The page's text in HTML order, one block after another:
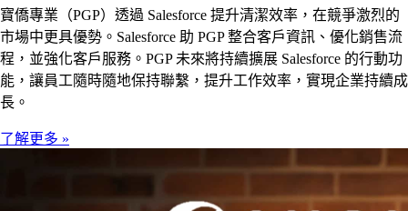
寶僑專業（PGP）透過 Salesforce 提升清潔效率，在競爭激烈的
市場中更具優勢。Salesforce 助 PGP 整合客戶資訊、優化銷售流
程，並強化客戶服務。PGP 未來將持續擴展 Salesforce 的行動功
能，讓員工隨時隨地保持聯繫，提升工作效率，實現企業持續成
長。
了解更多 »